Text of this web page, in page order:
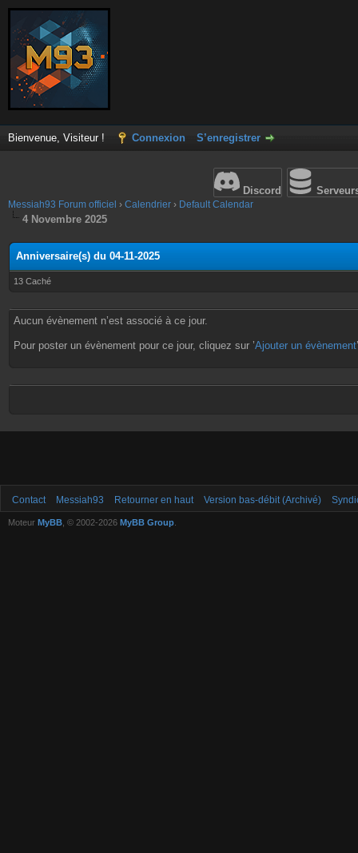
Bienvenue, Visiteur ! Connexion S’enregistrer
Discord
Messiah93 Forum officiel › Calendrier › Default Calendar
4 Novembre 2025
Anniversaire(s) du 04-11-2025
13 Caché
Aucun évènement n’est associé à ce jour.
Pour poster un évènement pour ce jour, cliquez sur ’Ajouter un évènement
Contact Messiah93 Retourner en haut Version bas-débit (Archivé)
Moteur MyBB , © 2002-2026 MyBB Group